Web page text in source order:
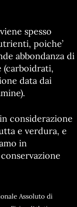
spesso
poiche’
abbondanza di
data dai
considerazione
e verdura, e
in
Assoluto di